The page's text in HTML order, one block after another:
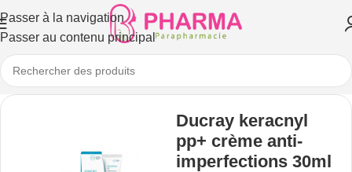
Passer à la navigation
Passer au contenu principal
Ducray keracnyl
pp+ crème anti-
imperfections 30ml